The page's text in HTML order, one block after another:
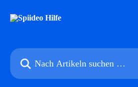
Nach Artikeln suchen …